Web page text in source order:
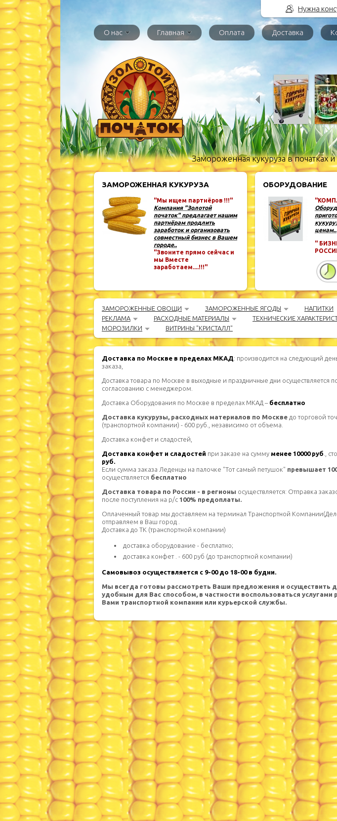
О нас Главная Оплата Доставка
Замороженная кукуруза в початках
ЗАМОРОЖЕННАЯ КУКУРУЗА
"Мы ищем партнёров !!!"
Компания "Золотой
початок" предлагает нашим
партнёрам продлить
заработок и организовать
совместный бизнес в Вашем
городе..
"Звоните прямо сейчас и
мы Вместе
заработаем....!!!"
ОБОРУДОВАНИЕ
ценам..
"
ЗАМОРОЖЕННЫЕ ОВОЩИ ЗАМОРОЖЕННЫЕ ЯГОДЫ НАПИТКИ
РЕКЛАМА
РАСХОДНЫЕ МАТЕРИАЛЫ ТЕХНИЧЕСКИЕ
МОРОЗИЛКИ
ВИТРИНЫ "КРИСТАЛЛ"
Доставка по Москве в пределах МКАД: производится на следующий
заказа,
Доставка товара по Москве в выходные и праздничные дни осуществляется
согласованию с менеджером.
Доставка Оборудования по Москве в пределах МКАД – бесплатно
Доставка кукурузы, расходных материалов по Москве до торговой
(транспортной компании) - 600 руб., независимо от объема.
Доставка конфет и сладостей,
Доставка конфет и сладостей при заказе на сумму менее 10000 руб .,
руб.
Если сумма заказа Леденцы на палочке "Тот самый петушок" превышает
осуществляется бесплатно
Доставка товара по России - в регионы осуществляется: Отправка
после поступления на р/с 100% предоплаты.
Оплаченный товар мы доставляем на терминал Транспортной
отправляем в Ваш город .
Доставка до ТК (транспортной компании)
доставка оборудование - бесплатно;
доставка конфет . - 600 руб (до транспортной компании)
Самовывоз осуществляется с 9-00 до 18-00 в будни.
Мы всегда готовы рассмотреть Ваши предложения и осуществить
удобным для Вас способом, в частности воспользоваться услугами
Вами транспортной компании или курьерской службы.
Нужна